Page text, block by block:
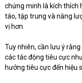
chứng minh là kích thích
táo, tập trung và năng
vị hơn.
Tuy nhiên, cần lưu ý
các tác động tiêu cực
hưởng tiêu cực đến hiệu